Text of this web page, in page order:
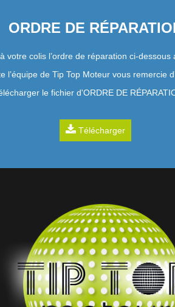
ORDRE DE
colis l’ordre de réparation ci-
l’équipe de Tip Top Moteur vous remercie
le fichier d'ORDRE DE
Télécharger